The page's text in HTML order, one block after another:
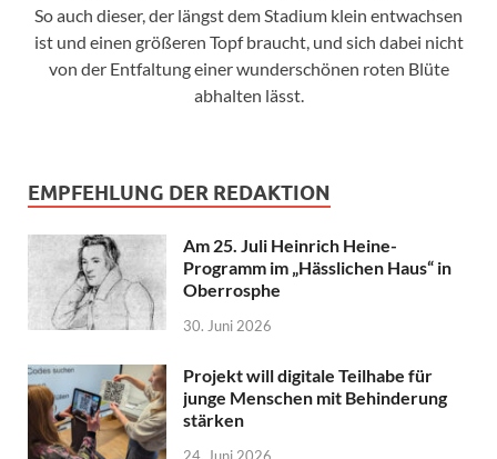
So auch dieser, der längst dem Stadium klein entwachsen
ist und einen größeren Topf braucht, und sich dabei nicht
von der Entfaltung einer wunderschönen roten Blüte
abhalten lässt.
EMPFEHLUNG DER REDAKTION
Am 25. Juli Heinrich Heine-
Programm im „Hässlichen Haus“ in
Oberrosphe
30. Juni 2026
Projekt will digitale Teilhabe für
junge Menschen mit Behinderung
stärken
24. Juni 2026